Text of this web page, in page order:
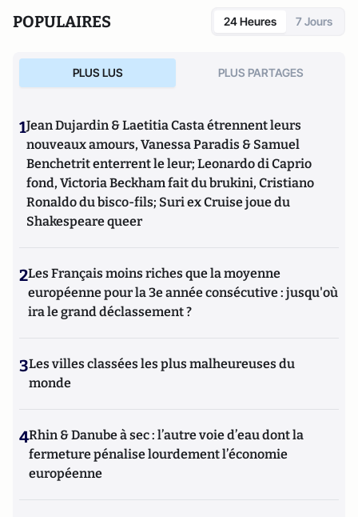
POPULAIRES 24 Heures 7 Jours
PLUS LUS PLUS PARTAGES
1Jean Dujardin & Laetitia Casta étrennent leurs
nouveaux amours, Vanessa Paradis & Samuel
Benchetrit enterrent le leur; Leonardo di Caprio
fond, Victoria Beckham fait du brukini, Cristiano
Ronaldo du bisco-fils; Suri ex Cruise joue du
Shakespeare queer
2Les Français moins riches que la moyenne
européenne pour la 3e année consécutive : jusqu'où
ira le grand déclassement ?
3Les villes classées les plus malheureuses du
monde
4Rhin & Danube à sec : l’autre voie d’eau dont la
fermeture pénalise lourdement l’économie
européenne